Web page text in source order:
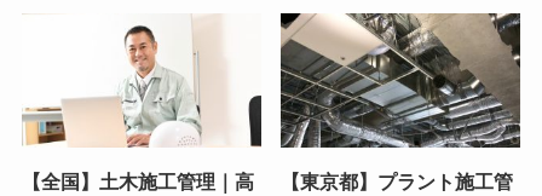
【全国】土木施工管理｜高
【東京都】プラント施工管